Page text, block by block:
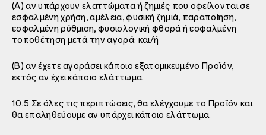
(A) αν υπάρχουν ελαττώματα ή ζημιές που οφείλονται σε
εσφαλμένη χρήση, αμέλεια, φυσική ζημιά, παραποίηση,
εσφαλμένη ρύθμιση, φυσιολογική φθορά ή εσφαλμένη
τοποθέτηση μετά την αγορά· και/ή
(B) αν έχετε αγοράσει κάποιο εξατομικευμένο Προϊόν,
εκτός αν έχει κάποιο ελάττωμα.
10.5 Σε όλες τις περιπτώσεις, θα ελέγχουμε το Προϊόν και
θα επαληθεύουμε αν υπάρχει κάποιο ελάττωμα.